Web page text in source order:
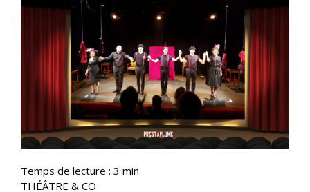
Temps de lecture : 3 min
THÉÂTRE & CO